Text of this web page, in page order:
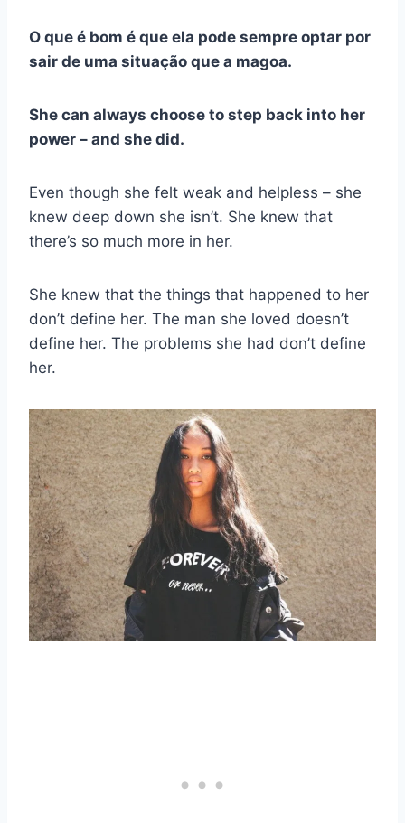
O que é bom é que ela pode sempre optar por
sair de uma situação que a magoa.
She can always choose to step back into her
power – and she did.
Even though she felt weak and helpless – she
knew deep down she isn’t. She knew that
there’s so much more in her.
She knew that the things that happened to her
don’t define her. The man she loved doesn’t
define her. The problems she had don’t define
her.